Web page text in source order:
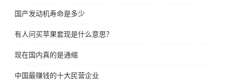
国产发动机寿命是多少
有人问买苹果套现是什么意思？
现在国内真的是通缩
中国最赚钱的十大民营企业